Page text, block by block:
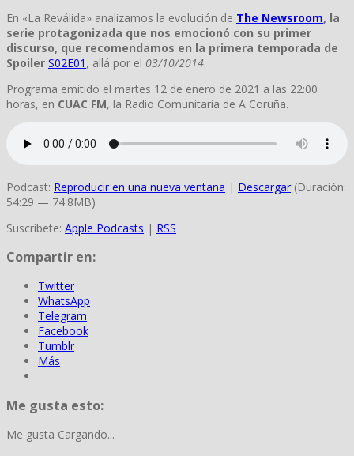
En «La Reválida» analizamos la evolución de The Newsroom, la
serie protagonizada que nos emocionó con su primer
discurso, que recomendamos en la primera temporada de
Spoiler S02E01 , allá por el 03/10/2014.
Programa emitido el martes 12 de enero de 2021 a las 22:00
horas, en CUAC FM, la Radio Comunitaria de A Coruña.
Podcast: Reproducir en una nueva ventana | Descargar (Duración:
54:29 — 74.8MB)
Suscríbete: Apple Podcasts | RSS
Compartir en:
Twitter
WhatsApp
Telegram
Facebook
Tumblr
Más
Me gusta esto:
Me gusta Cargando...